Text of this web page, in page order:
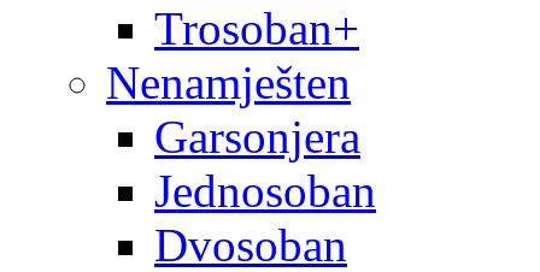
Trosoban+
Nenamješten
Garsonjera
Jednosoban
Dvosoban